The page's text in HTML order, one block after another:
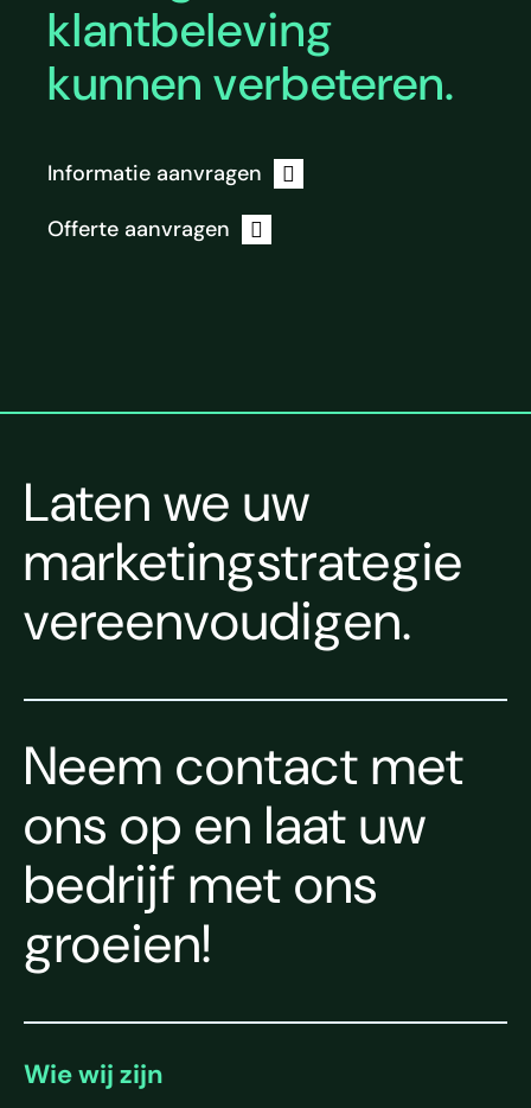
klantbeleving
kunnen verbeteren.
Informatie aanvragen
Offerte aanvragen
Laten we uw
marketingstrategie
vereenvoudigen.
Neem contact met
ons op en laat uw
bedrijf met ons
groeien!
Wie wij zijn